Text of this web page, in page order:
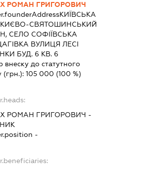
РОМАН ГРИГОРОВИЧ
КИЇВСЬКА
КИЄВО-СВЯТОШИНСЬКИЙ
СЕЛО СОФІЇВСЬКА
ВУЛИЦЯ ЛЕСІ
БУД. 6 КВ. 6
внеску до статутного
(грн.):105 000 (100 %)
РОМАН ГРИГОРОВИЧ -
-